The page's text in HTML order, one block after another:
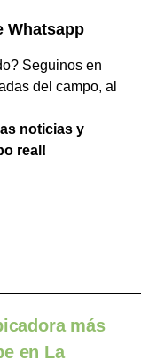
Whatsapp
Seguinos en
del campo, al
noticias y
real!
más
en La